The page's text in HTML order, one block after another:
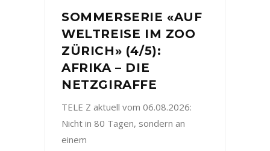
SOMMERSERIE «AUF
WELTREISE IM ZOO
ZÜRICH» (4/5):
AFRIKA – DIE
NETZGIRAFFE
TELE Z aktuell vom 06.08.2026:
Nicht in 80 Tagen, sondern an
einem